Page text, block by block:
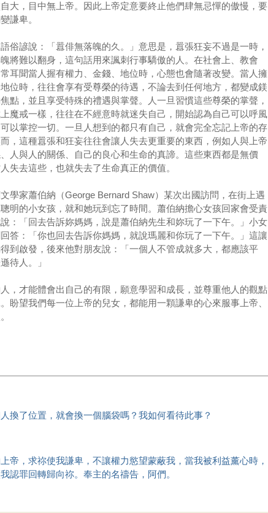
大，目中無上帝。因此上帝定意要終止他們肆無忌憚的傲慢，要
謙卑。
俗諺說：「囂俳無落魄的久。」意思是，囂張狂妄不過是一時，
將難以翻身，這句話用來諷刺行事驕傲的人。在社會上、教會
耳聞當人握有權力、金錢、地位時，心態也會隨著改變。當人擁
位時，往往會享有受尊榮的待遇，不論去到任何地方，都變成鎂
點，並且享受特殊的禮遇與掌聲。人一旦習慣這些尊榮的掌聲，
魔戒一樣，往往在不經意時就迷失自己，開始認為自己可以呼風
以掌控一切。一旦人想到的都只有自己，就會完全忘記上帝的存
，這種囂張和狂妄往往會讓人失去更重要的東西，例如人與上帝
人與人的關係、自己的良心和生命的真諦。這些東西都是無價
失去這些，也就失去了生命真正的價值。
學家蕭伯納（George Bernard Shaw）某次出國訪問，在街上遇
明的小女孩，就和她玩到忘了時間。蕭伯納擔心女孩回家會受責
：「回去告訴妳媽媽，說是蕭伯納先生和妳玩了一下午。」小女
答：「你也回去告訴你媽媽，就說瑪麗和你玩了一下午。」這讓
到啟發，後來他對朋友說：「一個人不管成就多大，都應該平
待人。」
，才能體會出自己的有限，願意學習和成長，並尊重他人的觀點
盼望我們每一位上帝的兒女，都能用一顆謙卑的心來服事上帝、
換了位置，就會換一個腦袋嗎？我如何看待此事？
帝，求祢使我謙卑，不讓權力慾望蒙蔽我，當我被利益薰心時，
認罪回轉歸向祢。奉主的名禱告，阿們。